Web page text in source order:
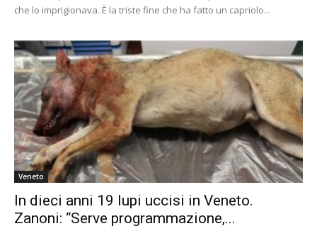
che lo imprigionava. È la triste fine che ha fatto un capriolo...
Veneto
In dieci anni 19 lupi uccisi in Veneto.
Zanoni: “Serve programmazione,...